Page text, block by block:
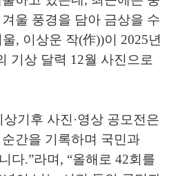
울 풍경을 담아 금상을 수
울, 이상운 작(作))이 2025년
기상 달력 12월 사진으로
상기후 사진 ·영상 공모전은
간을 기록하며 국민과
다.”라며 , “올해로 42회를